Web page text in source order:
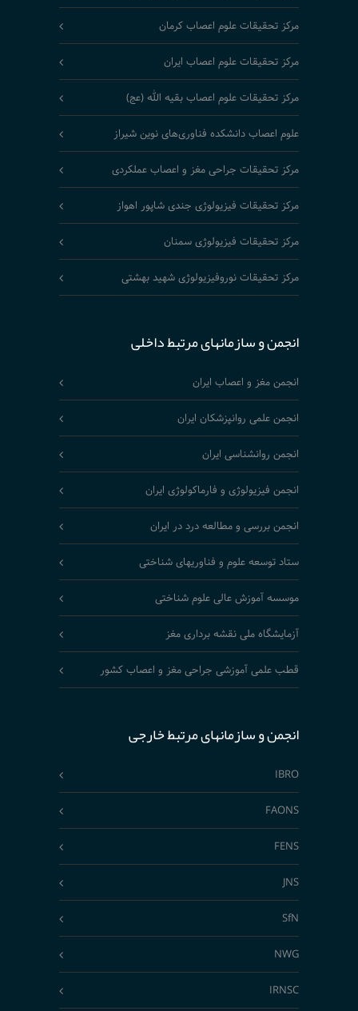
مرکز تحقیقات علوم اعصاب کرمان
مرکز تحقیقات علوم اعصاب ایران
مرکز تحقیقات علوم اعصاب بقیه الله (عج)
علوم اعصاب دانشکده فناوری‌های نوین شیراز
مرکز تحقیقات جراحی مغز و اعصاب عملکردی
مرکز تحقیقات فیزیولوژی جندی شاپور اهواز
مرکز تحقیقات فیزیولوژی سمنان
مرکز تحقیقات نوروفیزیولوژی شهید بهشتی
انجمن و سازمانهای مرتبط داخلی
انجمن مغز و اعصاب ایران
انجمن علمی روانپزشکان ایران
انجمن روانشناسی ایران
انجمن فیزیولوژی و فارماکولوژی ایران
انجمن بررسی و مطالعه درد در ایران
ستاد توسعه علوم و فناوریهای شناختی
موسسه آموزش عالی علوم شناختی
آزمایشگاه ملی نقشه برداری مغز
قطب علمی آموزشی جراحی مغز و اعصاب کشور
انجمن و سازمانهای مرتبط خارجی
IBRO
FAONS
FENS
JNS
SfN
NWG
IRNSC